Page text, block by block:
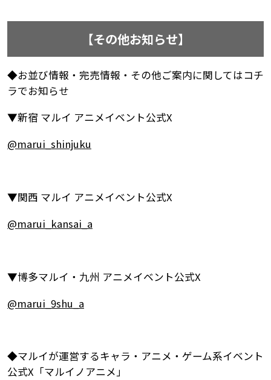
【その他お知らせ】
◆お並び情報・完売情報・その他ご案内に関してはコチ
ラでお知らせ
▼新宿 マルイ アニメイベント公式X
@marui_shinjuku
▼関西 マルイ アニメイベント公式X
@marui_kansai_a
▼博多マルイ・九州 アニメイベント公式X
@marui_9shu_a
◆マルイが運営するキャラ・アニメ・ゲーム系イベント
公式X「マルイノアニメ」